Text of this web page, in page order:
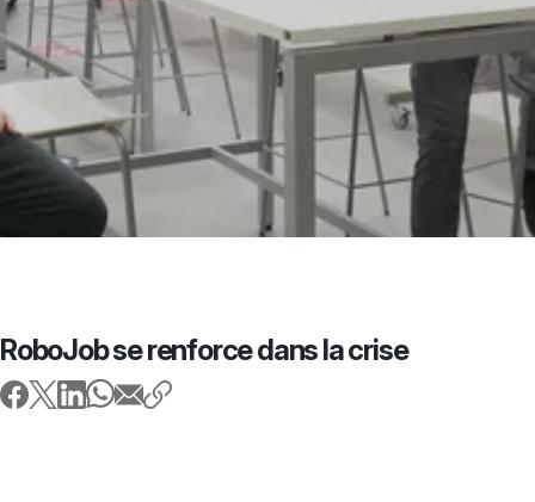
RoboJob se renforce dans la crise